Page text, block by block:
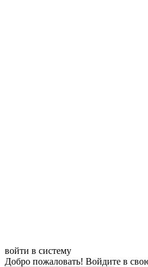
войти в систему
Добро пожаловать! Войдите в